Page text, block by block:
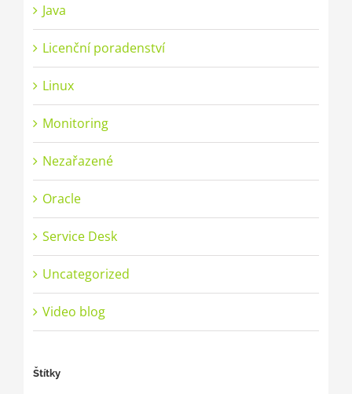
Java
Licenční poradenství
Linux
Monitoring
Nezařazené
Oracle
Service Desk
Uncategorized
Video blog
Štítky